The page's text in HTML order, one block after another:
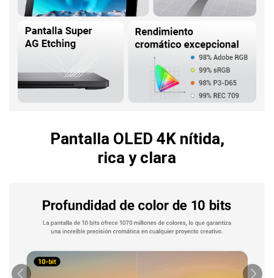
Pantalla OLED 4K nítida,
rica y clara